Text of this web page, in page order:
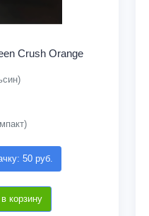
Crush Orange
50 руб.
корзину